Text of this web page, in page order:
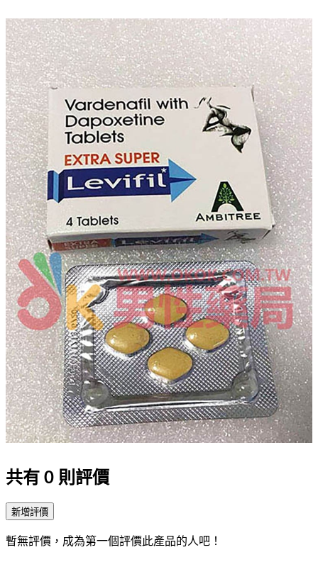
共有 0 則評價
新增評價
暫無評價，成為第一個評價此產品的人吧！